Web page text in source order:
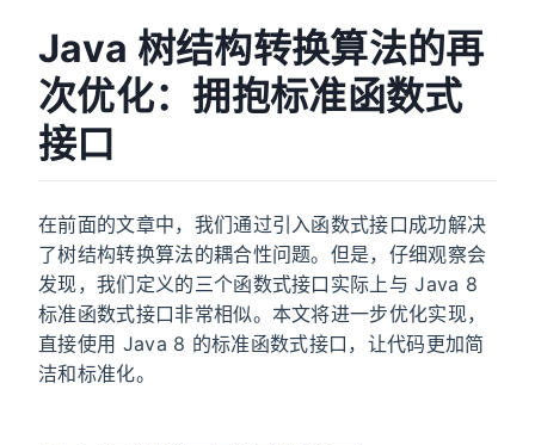
Java 树结构转换算法的再
次优化：拥抱标准函数式
接口
在前面的文章中，我们通过引入函数式接口成功解决
了树结构转换算法的耦合性问题。但是，仔细观察会
发现，我们定义的三个函数式接口实际上与 Java 8
标准函数式接口非常相似。本文将进一步优化实现，
直接使用 Java 8 的标准函数式接口，让代码更加简
洁和标准化。